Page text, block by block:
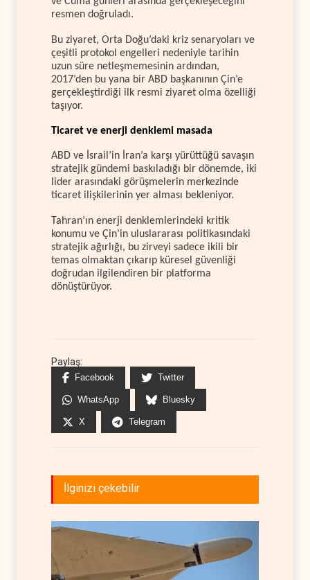
resmen doğruladı.
Bu ziyaret, Orta Doğu’daki kriz senaryoları ve
çeşitli protokol engelleri nedeniyle tarihin
uzun süre netleşmemesinin ardından,
2017’den bu yana bir ABD başkanının Çin’e
gerçekleştirdiği ilk resmi ziyaret olma özelliği
taşıyor.
Ticaret ve enerji denklemi masada
ABD ve İsrail’in İran’a karşı yürüttüğü savaşın
stratejik gündemi baskıladığı bir dönemde, iki
lider arasındaki görüşmelerin merkezinde
ticaret ilişkilerinin yer alması bekleniyor.
Tahran’ın enerji denklemlerindeki kritik
konumu ve Çin’in uluslararası politikasındaki
stratejik ağırlığı, bu zirveyi sadece ikili bir
temas olmaktan çıkarıp küresel güvenliği
doğrudan ilgilendiren bir platforma
dönüştürüyor.
Paylaş:
Facebook Twitter
WhatsApp Bluesky
X Telegram
İlginizi çekebilir